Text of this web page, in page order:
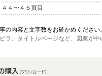
４４〜４５頁目
の内容と文字数をお確かめください。
ビラ、タイトルページなど、図案が
購入 （ダウンロード）